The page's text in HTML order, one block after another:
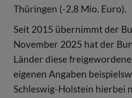
Thüringen (-2,8 Mio. Euro).
Seit 2015 übernimmt der
November 2025 hat der
Länder diese
eigenen Angaben
Schleswig-Holstein hierbei